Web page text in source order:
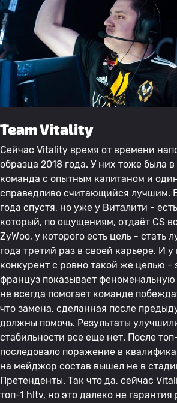
Team Vitality
Сейчас Vitality время от времени
образца 2018 года. У них тоже была
команда с опытным капитаном и
справедливо считающийся лучшим.
года спустя, но уже у Виталити -
который, по ощущениям, отдаёт CS
ZyWoo, у которого есть цель - стать
года третий раз в своей карьере. И у
конкурент с ровно такой же целью -
француз показывает
не всегда помогает команде
что замена, сделанная после
должны помочь. Результаты
стабильности все еще нет. После
последовало поражение в
на мейджор состав вышел не в
Претенденты. Так что да, сейчас
топ-1 hltv, но это далеко не гарантия